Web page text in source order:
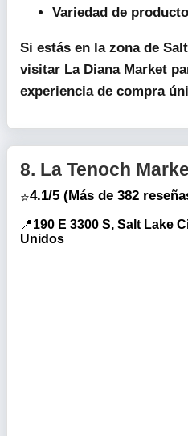
Variedad de
Si estás en la zona de
visitar La Diana Market
experiencia de compra
8. La Tenoch
4.1/5 (Más de 382
190 E 3300 S, Salt Lake
Unidos